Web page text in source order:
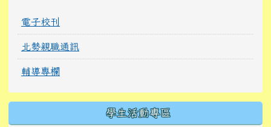
電子校刊
北勢親職通訊
輔導專欄
學生活動專區